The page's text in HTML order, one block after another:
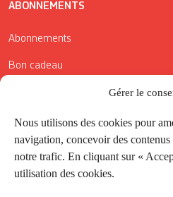
Gérer le
Nous utilisons des cookies pour
navigation, concevoir des contenus
notre trafic. En cliquant sur «
utilisation des cookies.
ABONNEMENTS
Abonnements
Bon cadeau
Conditions générales de vente
Réductions de la Carte Côté Courrier
Application